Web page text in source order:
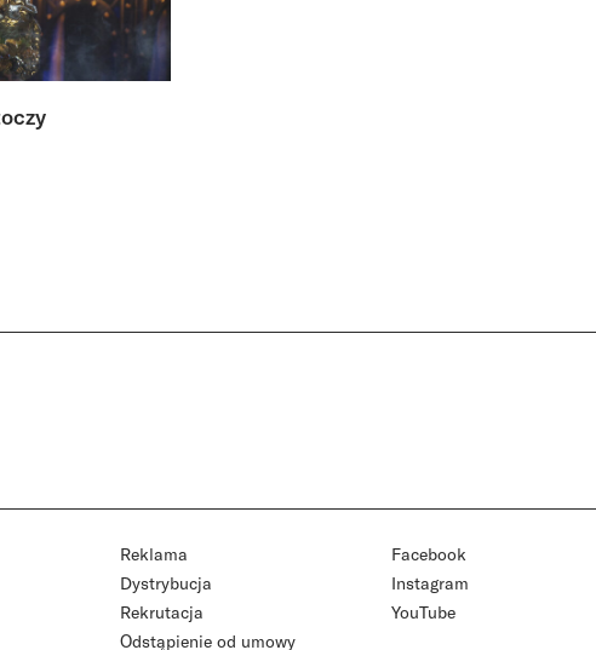
Reklama
Dystrybucja
Rekrutacja
Odstąpienie od umowy
Facebook
Instagram
YouTube